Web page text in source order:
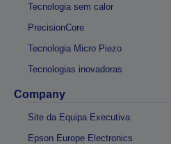
Tecnologia sem calor
PrecisionCore
Tecnologia Micro Piezo
Tecnologias inovadoras
Company
Site da Equipa Executiva
Epson Europe Electronics